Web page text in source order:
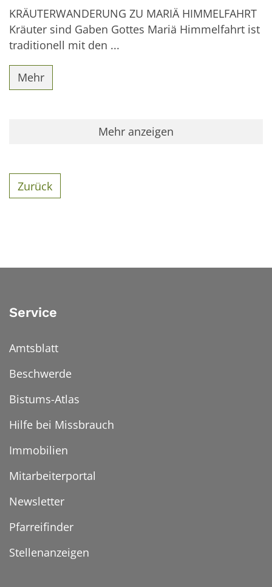
KRÄUTERWANDERUNG ZU MARIÄ HIMMELFAHRT
Kräuter sind Gaben Gottes Mariä Himmelfahrt ist
traditionell mit den ...
Mehr
Mehr anzeigen
Zurück
Service
Amtsblatt
Beschwerde
Bistums-Atlas
Hilfe bei Missbrauch
Immobilien
Mitarbeiterportal
Newsletter
Pfarreifinder
Stellenanzeigen